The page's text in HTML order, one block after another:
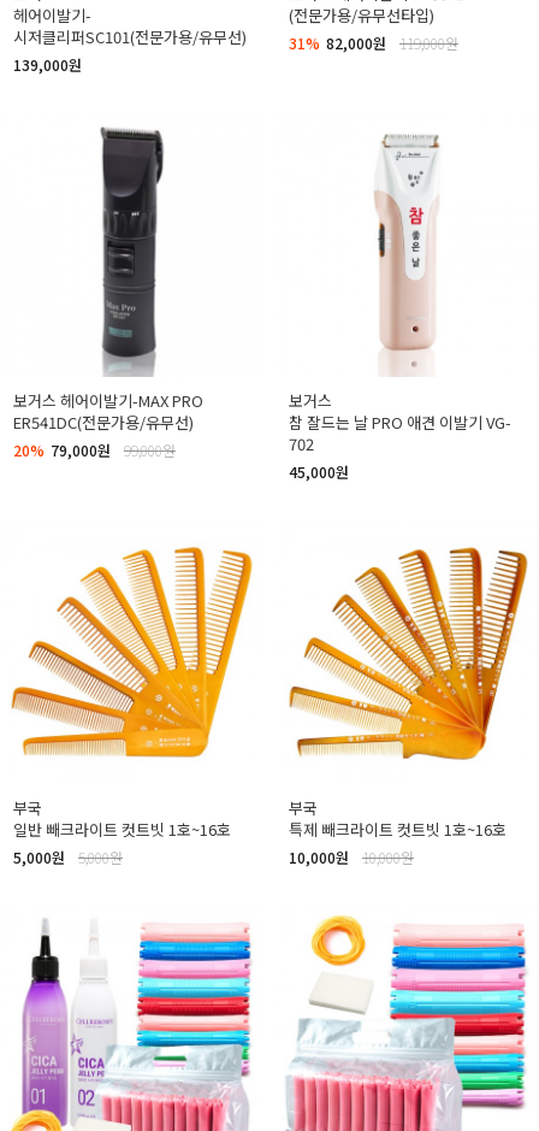
헤어이발기-
시저클리퍼SC101(전문가용/유무선)
139,000원
(전문가용/유무선타입)
31% 82,000원 119,000원
보거스 헤어이발기-MAX PRO
ER541DC(전문가용/유무선)
20% 79,000원 99,000원
보거스
참 잘드는 날 PRO 애견 이발기 VG-
702
45,000원
부국
일반 빼크라이트 컷트빗 1호~16호
5,000원 5,000원
부국
특제 빼크라이트 컷트빗 1호~16호
10,000원 10,000원